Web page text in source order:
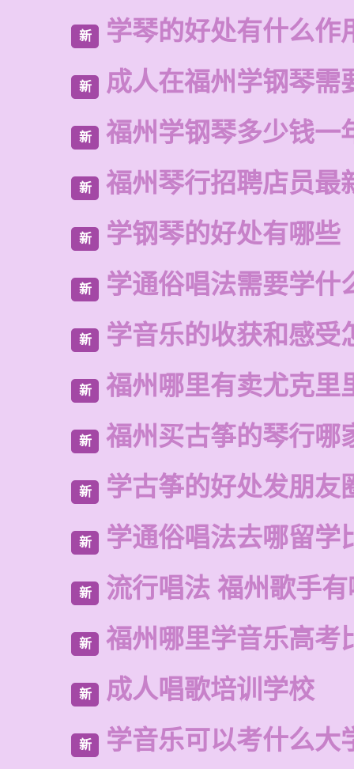
新 学琴的好处有什么作
新 成人在福州学钢琴需
新 福州学钢琴多少钱一
新 福州琴行招聘店员最
新 学钢琴的好处有哪些
新 学通俗唱法需要学什
新 学音乐的收获和感受
新 福州哪里有卖尤克里
新 福州买古筝的琴行哪
新 学古筝的好处发朋友
新 学通俗唱法去哪留学
新 流行唱法 福州歌手
新 福州哪里学音乐高考
新 成人唱歌培训学校
新 学音乐可以考什么大